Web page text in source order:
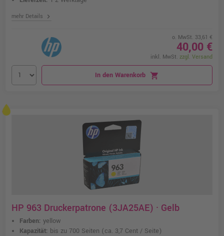
mehr Details chevron_right
o. MwSt. 33,61 €
40,00 €
inkl. MwSt. zzgl. Versand
In den Warenkorb shopping_cart
HP 963 Druckerpatrone (3JA25AE) · Gelb
Farben: yellow
Kapazität: bis zu 700 Seiten (ca. 3,7 Cent / Seite)